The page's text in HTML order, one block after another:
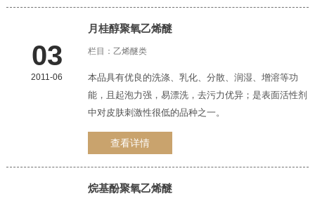
03
2011-06
月桂醇聚氧乙烯醚
栏目： 乙烯醚类
本品具有优良的洗涤、乳化、分散、润湿、增溶等功
能，且起泡力强，易漂洗，去污力优异；是表面活性剂
中对皮肤刺激性很低的品种之一。
查看详情
烷基酚聚氧乙烯醚